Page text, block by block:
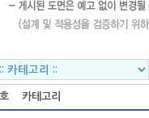
카테고리